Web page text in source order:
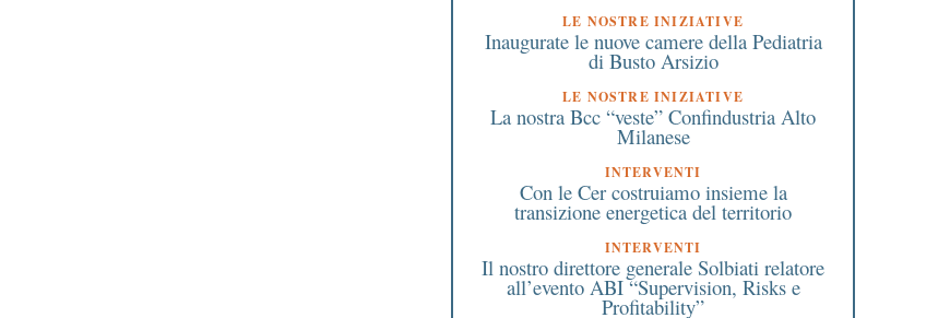
LE NOSTRE INIZIATIVE
Inaugurate le nuove camere della Pediatria
di Busto Arsizio
LE NOSTRE INIZIATIVE
La nostra Bcc “veste” Confindustria Alto
Milanese
INTERVENTI
Con le Cer costruiamo insieme la
transizione energetica del territorio
INTERVENTI
Il nostro direttore generale Solbiati relatore
all’evento ABI “Supervision, Risks e
Profitability”